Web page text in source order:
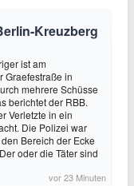
Kreuzberg
ist am
Graefestraße in
mehrere Schüsse
berichtet der RBB.
Verletzte in ein
Die Polizei war
Bereich der Ecke
oder die Täter sind
vor 23 Minuten